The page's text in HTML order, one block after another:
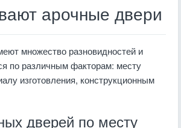
арочные двери
множество разновидностей и
по различным факторам: месту
изготовления, конструкционным
дверей по месту